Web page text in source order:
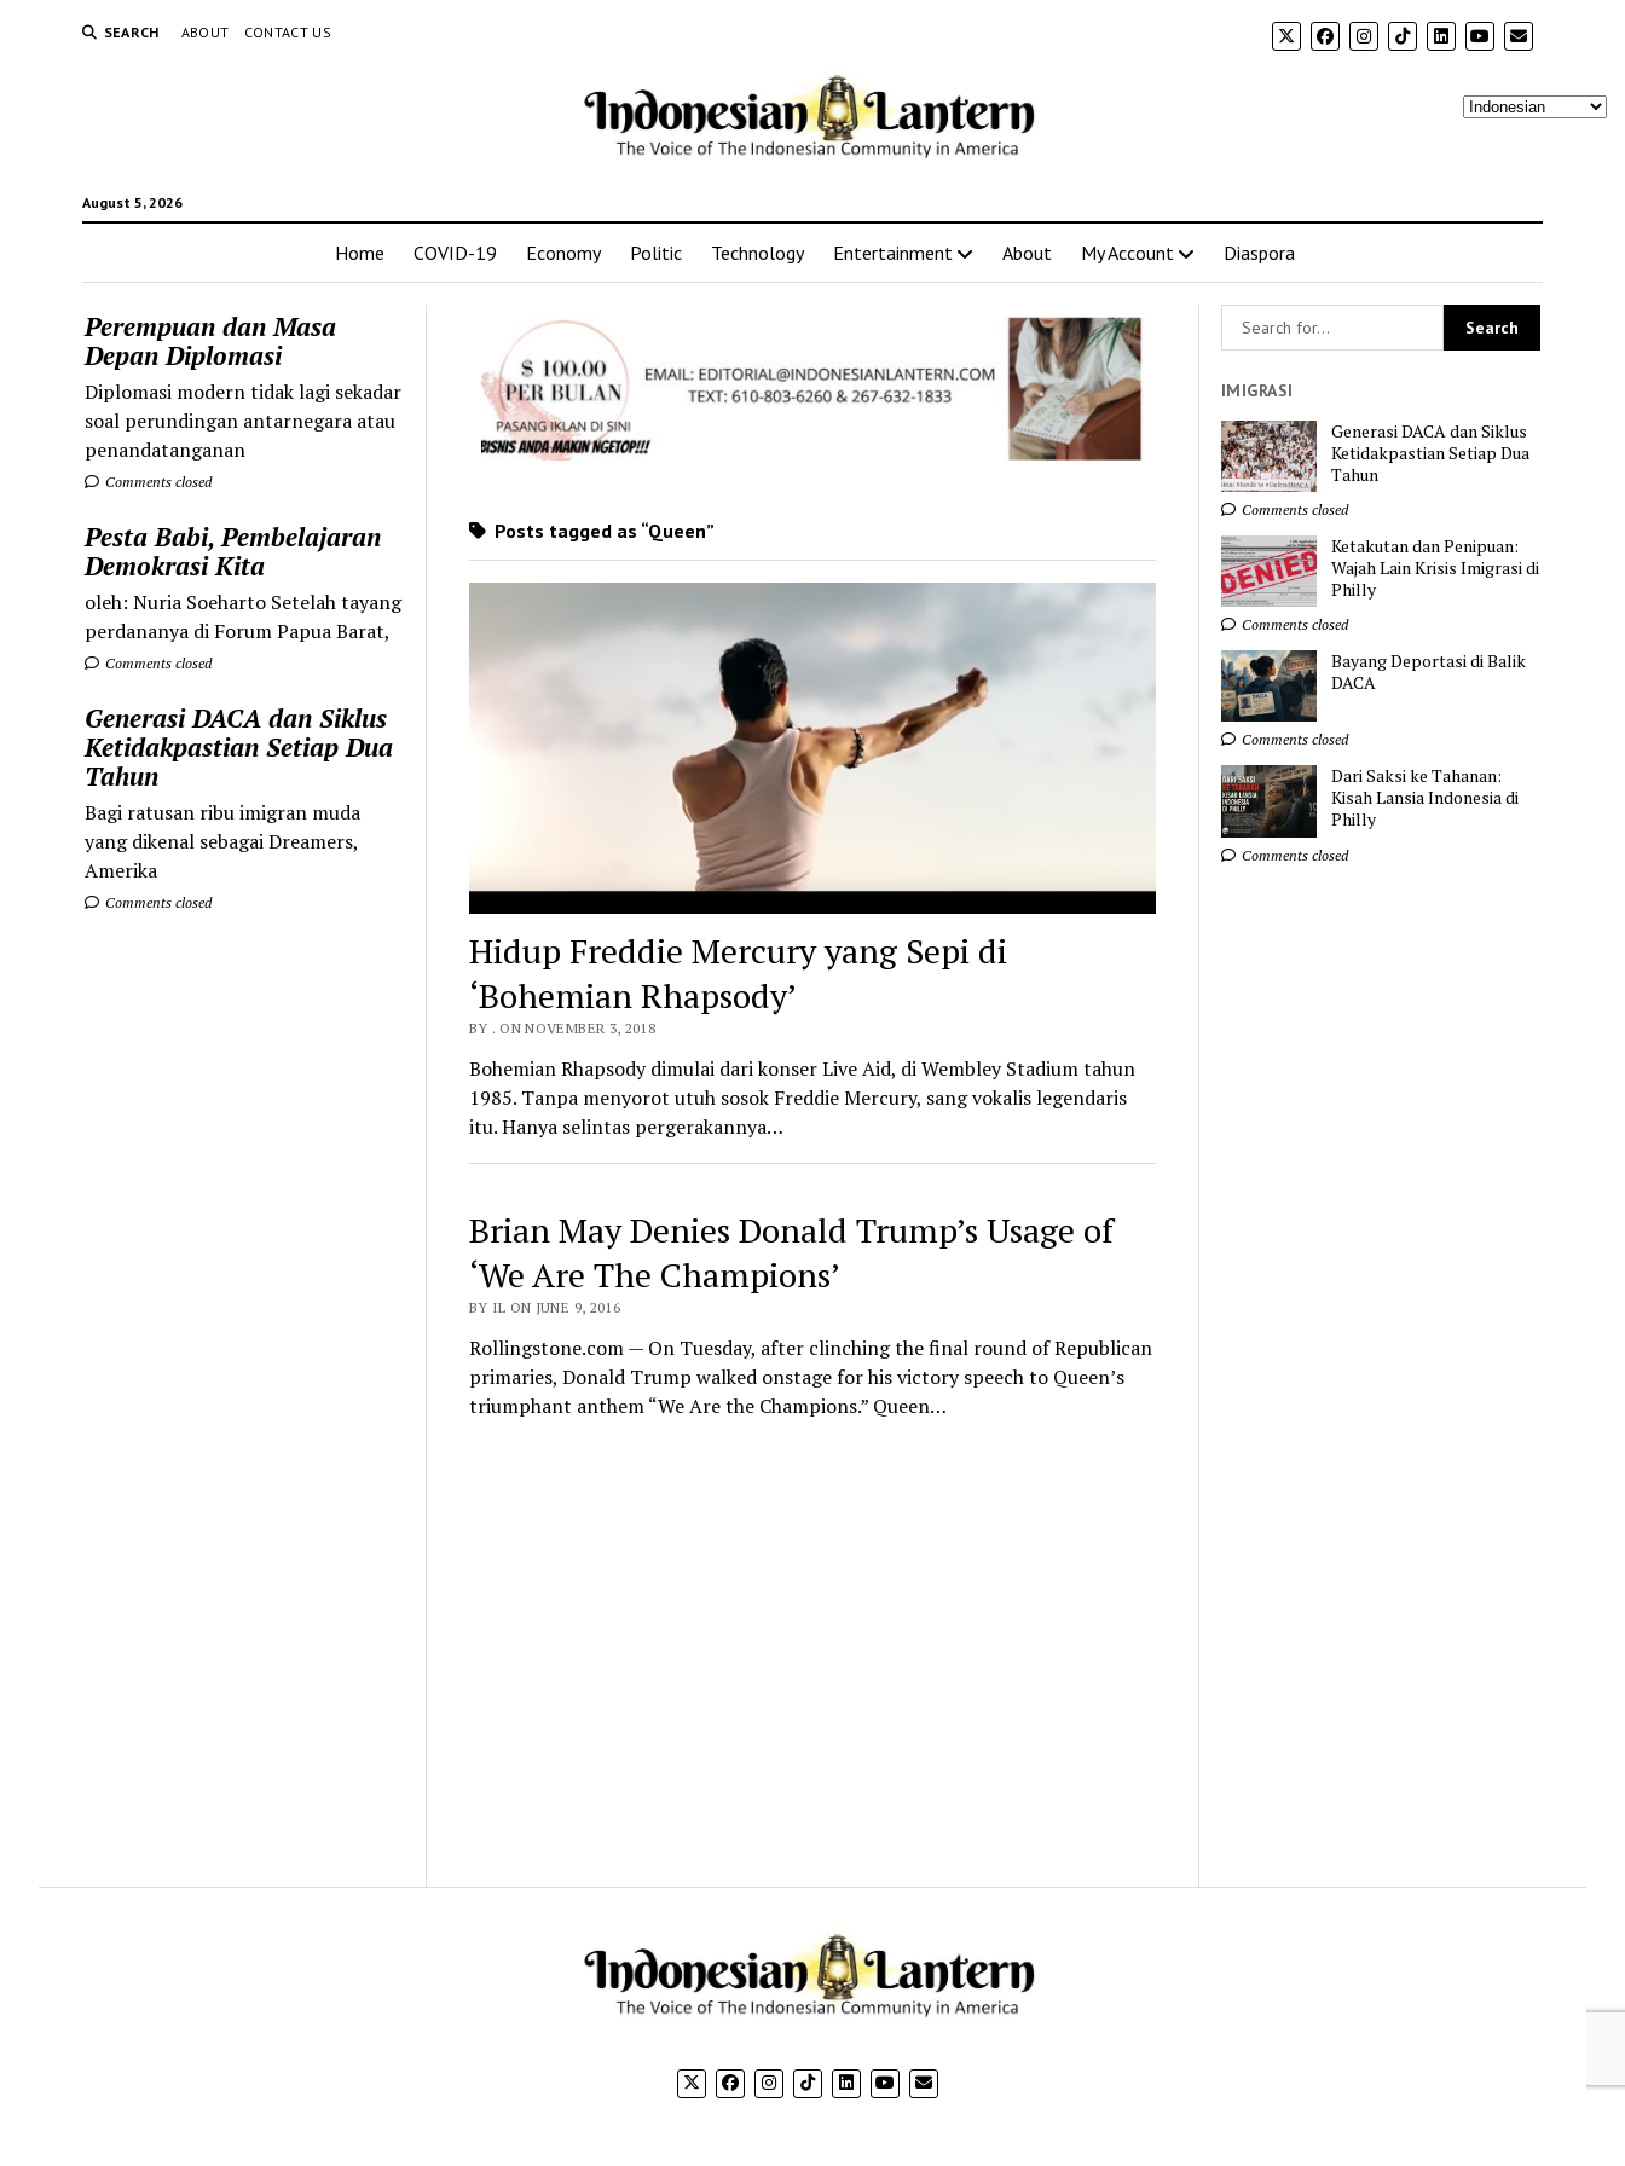
SEARCH ABOUT CONTACT US
August 5, 2026
Home COVID-19 Economy Politic Technology Entertainment About My Account Diaspora
Perempuan dan Masa
Depan Diplomasi
Diplomasi modern tidak lagi sekadar
soal perundingan antarnegara atau
penandatanganan
Comments closed
Pesta Babi, Pembelajaran
Demokrasi Kita
oleh: Nuria Soeharto Setelah tayang
perdananya di Forum Papua Barat,
Comments closed
Generasi DACA dan Siklus
Ketidakpastian Setiap Dua
Tahun
Bagi ratusan ribu imigran muda
yang dikenal sebagai Dreamers,
Amerika
Comments closed
Posts tagged as “Queen”
Hidup Freddie Mercury yang Sepi di
‘Bohemian Rhapsody’
BY . ON NOVEMBER 3, 2018
Bohemian Rhapsody dimulai dari konser Live Aid, di Wembley Stadium tahun
1985. Tanpa menyorot utuh sosok Freddie Mercury, sang vokalis legendaris
itu. Hanya selintas pergerakannya…
Brian May Denies Donald Trump’s Usage of
‘We Are The Champions’
BY IL ON JUNE 9, 2016
Rollingstone.com — On Tuesday, after clinching the final round of Republican
primaries, Donald Trump walked onstage for his victory speech to Queen’s
triumphant anthem “We Are the Champions.” Queen…
IMIGRASI
Generasi DACA dan Siklus
Ketidakpastian Setiap Dua
Tahun
Comments closed
Ketakutan dan Penipuan:
Wajah Lain Krisis Imigrasi di
Philly
Comments closed
Bayang Deportasi di Balik
DACA
Comments closed
Dari Saksi ke Tahanan:
Kisah Lansia Indonesia di
Philly
Comments closed